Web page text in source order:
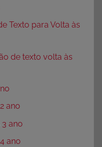
Texto para Volta às
de texto volta às
ano
ano
ano